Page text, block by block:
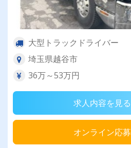
大型トラックドライバー
埼玉県越谷市
36万～53万円
求人内容を見る
オンライン応募